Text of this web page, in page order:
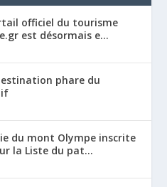
officiel du tourisme
est désormais e...
phare du
du mont Olympe inscrite
la Liste du pat...